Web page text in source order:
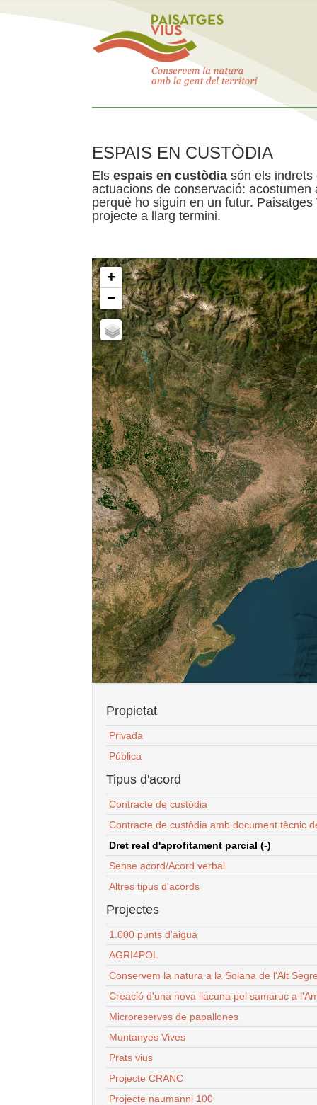
ESPAIS EN CUSTÒDIA
Els espais en custòdia són els indrets
actuacions de conservació:
perquè ho siguin en un futur.
projecte a llarg termini.
+
−
Propietat
Privada
Pública
Tipus d'acord
Contracte de custòdia
Contracte de custòdia amb document tècnic
Dret real d'aprofitament parcial (-)
Sense acord/Acord verbal
Altres tipus d'acords
Projectes
1.000 punts d'aigua
AGRI4POL
Conservem la natura a la Solana de l'Alt
Creació d'una nova llacuna pel samaruc a
Microreserves de papallones
Muntanyes Vives
Prats vius
Projecte CRANC
Projecte naumanni 100